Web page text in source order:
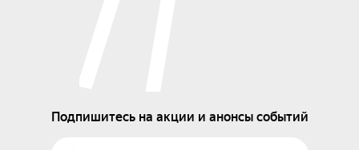
Подпишитесь на акции и анонсы событий